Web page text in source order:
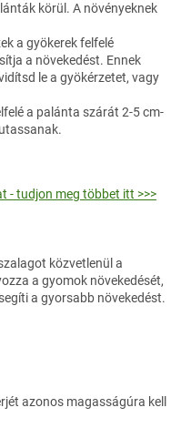
körül. A növényeknek
a gyökerek felfelé
a növekedést. Ennek
le a gyökérzetet, vagy
a palánta szárát 2-5 cm-
- tudjon meg többet itt >>>
közvetlenül a
a gyomok növekedését,
a gyorsabb növekedést.
azonos magasságúra kell